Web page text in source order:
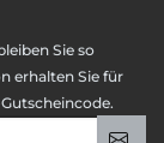
Sie so
erhalten Sie für